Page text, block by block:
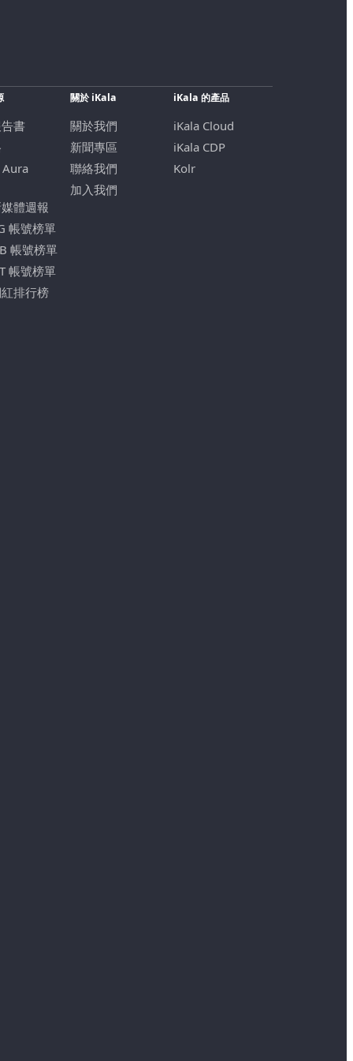
書
體週報
帳號榜單
帳號榜單
帳號榜單
排行榜
關於 iKala
關於我們
新聞專區
聯絡我們
加入我們
iKala 的產品
iKala Cloud
iKala CDP
Kolr